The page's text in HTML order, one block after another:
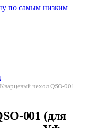
чехол QSO-001
001 (для